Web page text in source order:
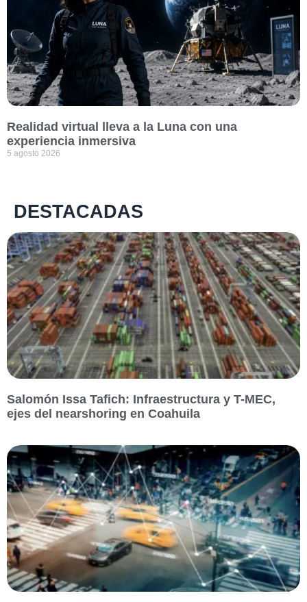
Realidad virtual lleva a la Luna con una
experiencia inmersiva
5 agosto 2026
DESTACADAS
Salomón Issa Tafich: Infraestructura y T-MEC,
ejes del nearshoring en Coahuila